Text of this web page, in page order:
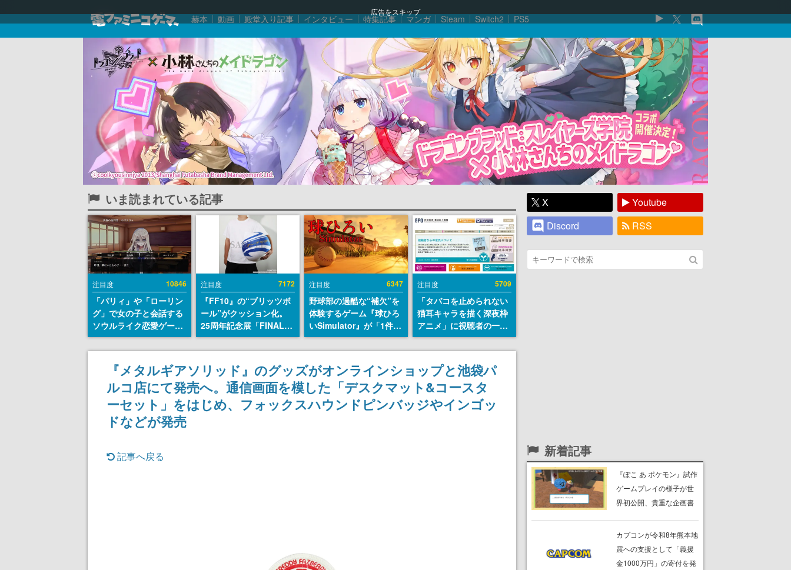
広告をスキップ
赫本 動画 殿堂入り記事 インタビュー 特集記事 マンガ Steam Switch2 PS5
いま読まれている記事
注目度 10846
「パリィ」や「ローリン
グ」で女の子と会話する
ソウルライク恋愛ゲーム
『小早川さんはソウルラ
イク』無料公開。返事に
失敗すると「YOU
DIED」
注目度 7172
『FF10』の“ブリッツボ
ール”がクッション化。
25周年記念展「FINAL
FANTASY X MUSEUM-
幻光の記憶-」のグッズ情
報が一部公開
注目度 6347
野球部の過酷な“補欠”を
体験するゲーム『球ひろ
いSimulator』が「1件」
のウィッシュリストをも
とにチェコ語に対応し
SNSで話題に。『キング
ダム・カム』開発元やチ
ェコのプロ野球選手から
称賛の声
注目度 5709
「タバコを止められない
猫耳キャラを描く深夜枠
アニメ」に視聴者の一部
から批判意見。違法薬物
の使用と思しき描写も含
めて、BPOが議論を交わ
す
『メタルギアソリッド』のグッズがオンラインショップと池袋パ
ルコ店にて発売へ。通信画面を模した「デスクマット&コースタ
ーセット」をはじめ、フォックスハウンドピンバッジやインゴッ
ドなどが発売
記事へ戻る
X
Youtube
Discord
RSS
新着記事
『ぽこ あ ポケモン』試作
ゲームプレイの様子が世
界初公開、貴重な企画書
ームフリーク・大森滋氏
が開発秘話を語る動画が
ゲームフリーク公式
カプコンが令和8年熊本地
震への支援として「義援
金1000万円」の寄付を発